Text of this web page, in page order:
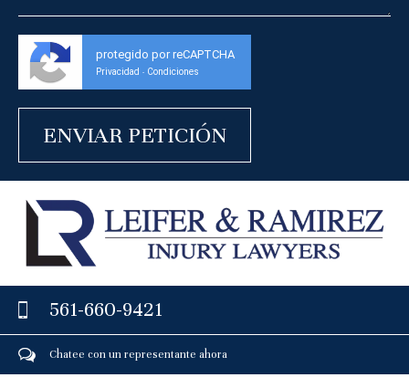
protegido por reCAPTCHA
Privacidad - Condiciones
561-660-9421
Chatee con un representante ahora